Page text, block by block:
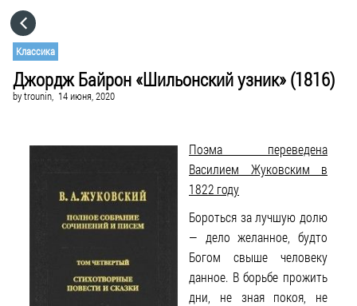
Классика
Джордж Байрон «Шильонский узник» (1816)
bytrounin, 14 июня, 2020
Поэма переведена
Василием Жуковским в
1822 году
Бороться за лучшую долю
— дело желанное, будто
Богом свыше человеку
данное. В борьбе прожить
дни, не зная покоя, не
CATEGORIES
VISIT WEBSITE